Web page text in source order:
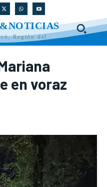
Región del
en voraz